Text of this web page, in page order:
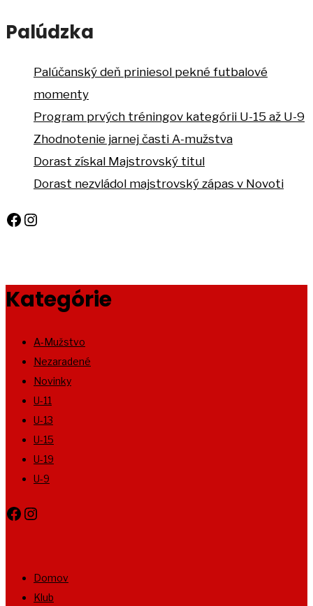
Palúdzka
Palúčanský deň priniesol pekné futbalové
momenty
Program prvých tréningov kategórii U-15 až U-9
Zhodnotenie jarnej časti A-mužstva
Dorast získal Majstrovský titul
Dorast nezvládol majstrovský zápas v Novoti
Facebook
Instagram
Kategórie
A-Mužstvo
Nezaradené
Novinky
U-11
U-13
U-15
U-19
U-9
Facebook
Instagram
Domov
Klub